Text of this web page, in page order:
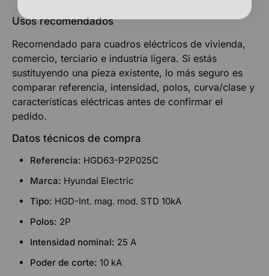
Usos recomendados
Recomendado para cuadros eléctricos de vivienda,
comercio, terciario e industria ligera. Si estás
sustituyendo una pieza existente, lo más seguro es
comparar referencia, intensidad, polos, curva/clase y
características eléctricas antes de confirmar el
pedido.
Datos técnicos de compra
Referencia: HGD63-P2P025C
Marca: Hyundai Electric
Tipo: HGD-Int. mag. mod. STD 10kA
Polos: 2P
Intensidad nominal: 25 A
Poder de corte: 10 kA